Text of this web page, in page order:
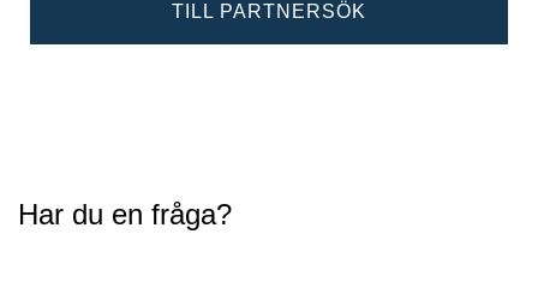
TILL PARTNERSÖK
Har du en fråga?